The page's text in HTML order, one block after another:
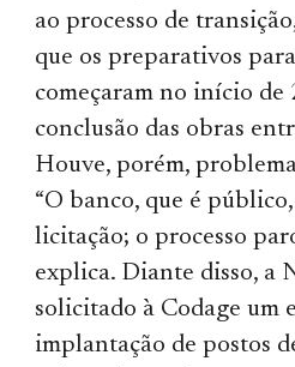
ao processo de
que os preparativos
começaram no início de
conclusão das obras
Houve, porém,
“O banco, que é
licitação; o processo
explica. Diante disso, a
solicitado à Codage um
implantação de postos